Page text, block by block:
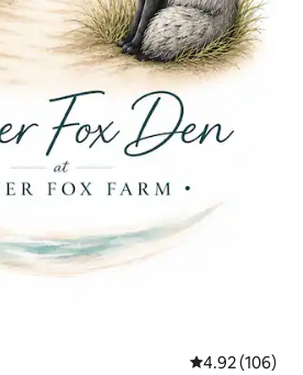
平均评分 4.92
4.92 (106)